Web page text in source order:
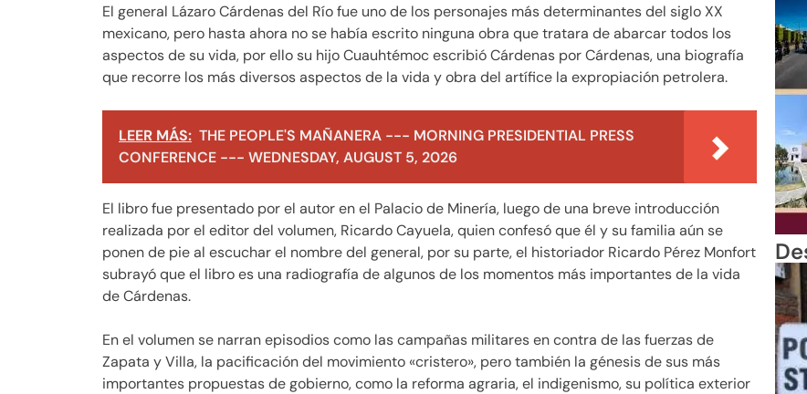
El general Lázaro Cárdenas del Río fue uno de los personajes más determinantes del siglo XX
mexicano, pero hasta ahora no se había escrito ninguna obra que tratara de abarcar todos los
aspectos de su vida, por ello su hijo Cuauhtémoc escribió Cárdenas por Cárdenas, una biografía
que recorre los más diversos aspectos de la vida y obra del artífice la expropiación petrolera.
LEER MÁS: THE PEOPLE'S MAÑANERA --- MORNING PRESIDENTIAL PRESS
CONFERENCE --- WEDNESDAY, AUGUST 5, 2026
El libro fue presentado por el autor en el Palacio de Minería, luego de una breve introducción
realizada por el editor del volumen, Ricardo Cayuela, quien confesó que él y su familia aún se
ponen de pie al escuchar el nombre del general, por su parte, el historiador Ricardo Pérez Monfort
subrayó que el libro es una radiografía de algunos de los momentos más importantes de la vida
de Cárdenas.
En el volumen se narran episodios como las campañas militares en contra de las fuerzas de
Zapata y Villa, la pacificación del movimiento «cristero», pero también la génesis de sus más
importantes propuestas de gobierno, como la reforma agraria, el indigenismo, su política exterior